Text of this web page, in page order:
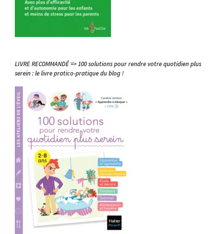
LIVRE RECOMMANDÉ => 100 solutions pour rendre votre quotidien plus
serein : le livre pratico-pratique du blog !